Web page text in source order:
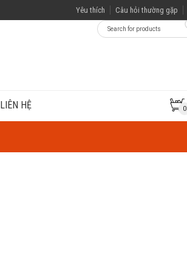
Yêu thích Câu hỏi thường gặp
LIÊN HỆ 0